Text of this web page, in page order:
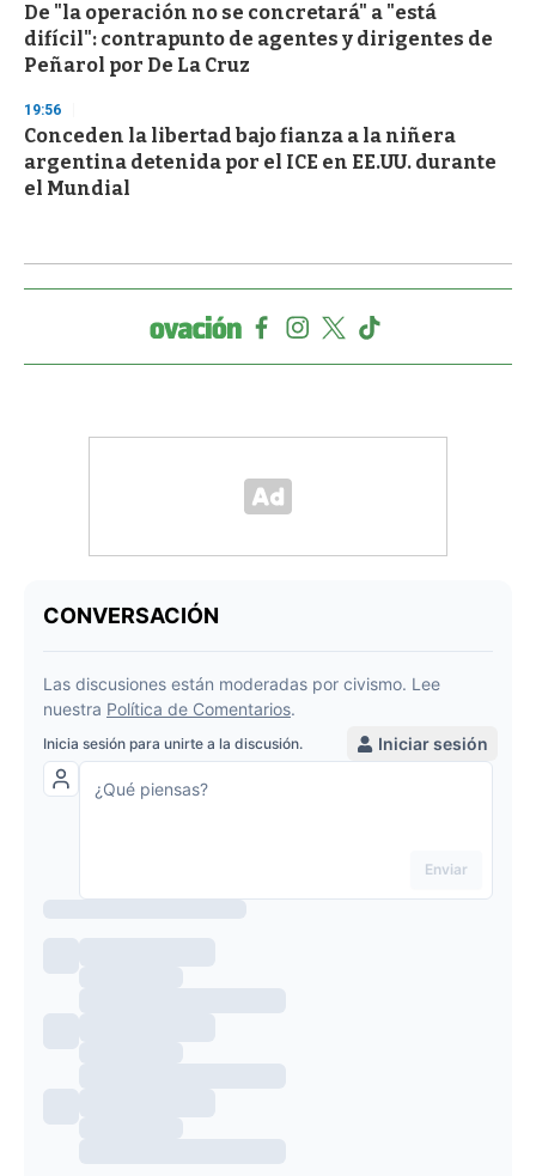
De "la operación no se concretará" a "está
difícil": contrapunto de agentes y dirigentes de
Peñarol por De La Cruz
19:56
Conceden la libertad bajo fianza a la niñera
argentina detenida por el ICE en EE.UU. durante
el Mundial